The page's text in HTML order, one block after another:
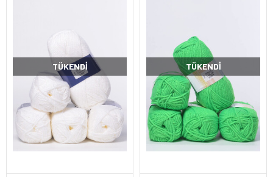
TÜKENDI TÜKENDI